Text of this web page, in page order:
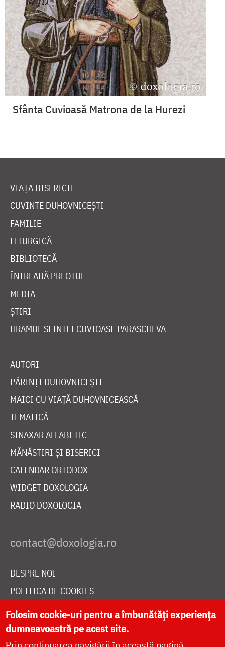
Sfânta Cuvioasă Matrona de la Hurezi
VIAȚA BISERICII
CUVINTE DUHOVNICEȘTI
FAMILIE
LITURGICĂ
BIBLIOTECĂ
ÎNTREABĂ PREOTUL
MEDIA
ȘTIRI
HRAMUL SFINTEI CUVIOASE PARASCHEVA
AUTORI
PĂRINȚI DUHOVNICEȘTI
MAICI CU VIAȚĂ DUHOVNICEASCĂ
TEMATICĂ
SINAXAR ALFABETIC
MĂNĂSTIRI ȘI BISERICI
CALENDAR ORTODOX
WIDGET DOXOLOGIA
RADIO DOXOLOGIA
DESPRE NOI
POLITICA DE COOKIES
DONEAZĂ ONLINE PENTRU CATEDRALA NAȚIONALĂ
Folosim cookie-uri pentru a îmbunătăți experiența
dumneavoastră pe acest site.